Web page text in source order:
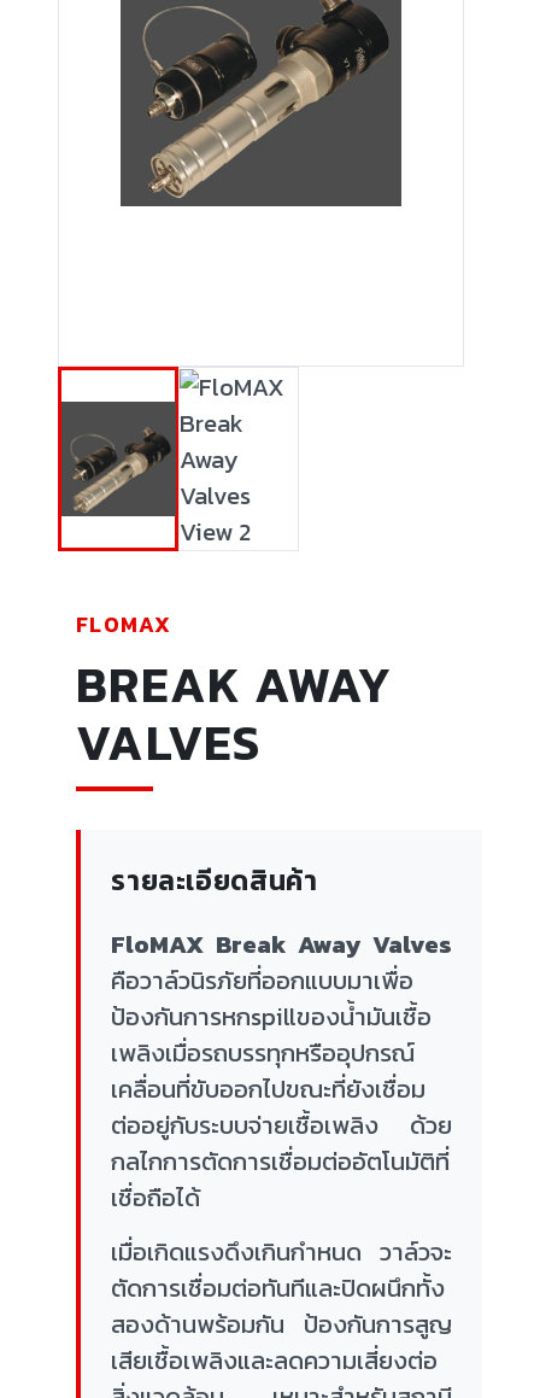
FLOMAX
BREAK AWAY
VALVES
รายละเอียดสินค้า
FloMAX Break Away Valves
คือวาล์วนิรภัยที่ออกแบบมาเพื่อ
ป้องกันการหกspillของน้ำมันเชื้อ
เพลิงเมื่อรถบรรทุกหรืออุปกรณ์
เคลื่อนที่ขับออกไปขณะที่ยังเชื่อม
ต่ออยู่กับระบบจ่ายเชื้อเพลิง ด้วย
กลไกการตัดการเชื่อมต่ออัตโนมัติที่
เชื่อถือได้
เมื่อเกิดแรงดึงเกินกำหนด วาล์วจะ
ตัดการเชื่อมต่อทันทีและปิดผนึกทั้ง
สองด้านพร้อมกัน ป้องกันการสูญ
เสียเชื้อเพลิงและลดความเสี่ยงต่อ